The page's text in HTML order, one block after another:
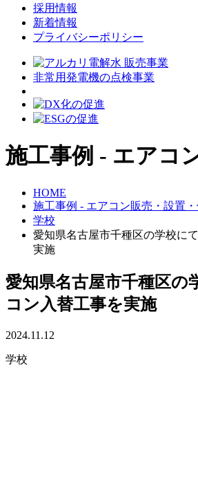
採用情報
新着情報
プライバシーポリシー
非常用発電機の点検事業
施工事例 - エアコ
HOME
施工事例 - エアコン販売・設置
学校
愛知県名古屋市千種区の学校に
実施
愛知県名古屋市千種区の
コン入替工事を実施
2024.11.12
学校